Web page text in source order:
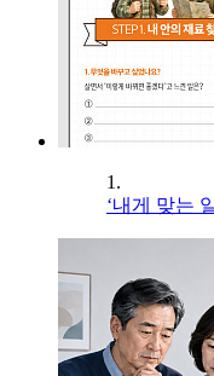
1.
‘내게 맞는